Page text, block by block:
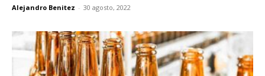
Alejandro Benitez - 30 agosto, 2022